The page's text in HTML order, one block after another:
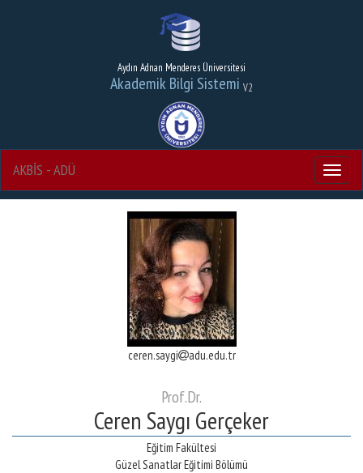
Aydın Adnan Menderes Üniversitesi
Akademik Bilgi Sistemi V2
Menu
AKBİS - ADÜ
ceren.saygi adu.edu.tr
Prof.Dr.
Ceren Saygı Gerçeker
Eğitim Fakültesi
Güzel Sanatlar Eğitimi Bölümü